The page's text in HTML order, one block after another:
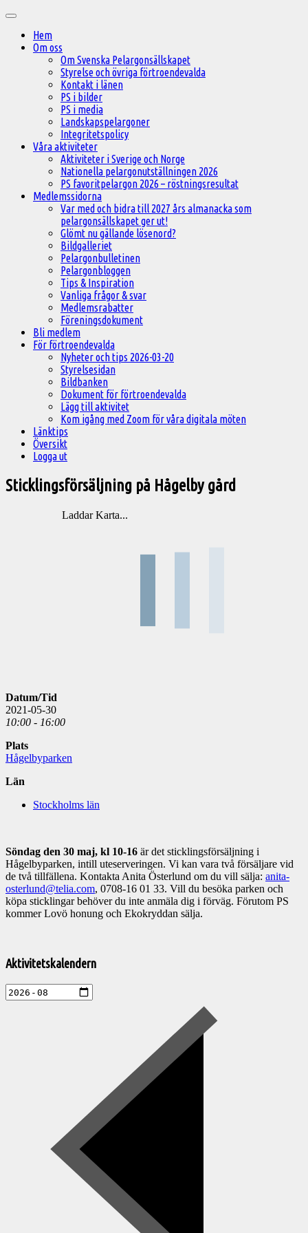
innehåll
Huvudmeny
Hem
Om oss
Om Svenska Pelargonsällskapet
Styrelse och övriga förtroendevalda
Kontakt i länen
PS i bilder
PS i media
Landskapspelargoner
Integritetspolicy
Våra aktiviteter
Aktiviteter i Sverige och Norge
Nationella pelargonutställningen 2026
PS favoritpelargon 2026 – röstningsresultat
Medlemssidorna
Var med och bidra till 2027 års almanacka som
pelargonsällskapet ger ut!
Glömt nu gällande lösenord?
Bildgalleriet
Pelargonbulletinen
Pelargonbloggen
Tips & Inspiration
Vanliga frågor & svar
Medlemsrabatter
Föreningsdokument
Bli medlem
För förtroendevalda
Nyheter och tips 2026-03-20
Styrelsesidan
Bildbanken
Dokument för förtroendevalda
Lägg till aktivitet
Kom igång med Zoom för våra digitala möten
Länktips
Översikt
Logga ut
Sticklingsförsäljning på Hågelby gård
Laddar Karta...
Datum/Tid
2021-05-30
10:00 - 16:00
Plats
Hågelbyparken
Län
Stockholms län
Söndag den 30 maj, kl 10-16 är det sticklingsförsäljning i
Hågelbyparken, intill uteserveringen. Vi kan vara två försäljare vid
de två tillfällena. Kontakta Anita Österlund om du vill sälja: anita-
osterlund@telia.com, 0708-16 01 33. Vill du besöka parken och
köpa sticklingar behöver du inte anmäla dig i förväg. Förutom PS
kommer Lovö honung och Ekokryddan sälja.
till
aktiviteter
Aktivitetskalendern